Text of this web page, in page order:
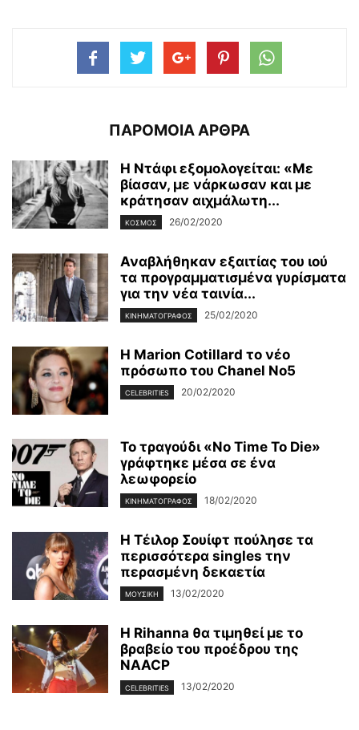
ΠΑΡΟΜΟΙΑ ΑΡΘΡΑ
H Ντάφι εξομολογείται: «Με
βίασαν, με νάρκωσαν και με
κράτησαν αιχμάλωτη...
ΚΌΣΜΟΣ 26/02/2020
Αναβλήθηκαν εξαιτίας του ιού
τα προγραμματισμένα γυρίσματα
για την νέα ταινία...
ΚΙΝΗΜΑΤΟΓΡΆΦΟΣ 25/02/2020
Η Marion Cotillard το νέο
πρόσωπο του Chanel No5
CELEBRITIES 20/02/2020
Το τραγούδι «No Time To Die»
γράφτηκε μέσα σε ένα
λεωφορείο
ΚΙΝΗΜΑΤΟΓΡΆΦΟΣ 18/02/2020
Η Τέιλορ Σουίφτ πούλησε τα
περισσότερα singles την
περασμένη δεκαετία
ΜΟΥΣΙΚΉ 13/02/2020
Η Rihanna θα τιμηθεί με το
βραβείο του προέδρου της
NAACP
CELEBRITIES 13/02/2020